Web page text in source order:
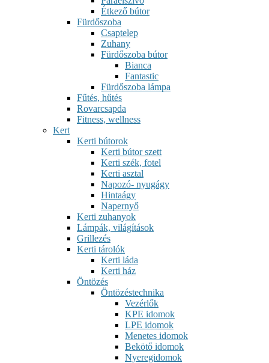
Étkező bútor
Fürdőszoba
Csaptelep
Zuhany
Fürdőszoba bútor
Bianca
Fantastic
Fürdőszoba lámpa
Fűtés, hűtés
Rovarcsapda
Fitness, wellness
Kert
Kerti bútorok
Kerti bútor szett
Kerti szék, fotel
Kerti asztal
Napozó- nyugágy
Hintaágy
Napernyő
Kerti zuhanyok
Lámpák, világítások
Grillezés
Kerti tárolók
Kerti láda
Kerti ház
Öntözés
Öntözéstechnika
Vezérlők
KPE idomok
LPE idomok
Menetes idomok
Bekötő idomok
Nyeregidomok